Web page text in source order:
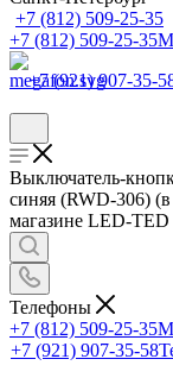
+7 (812) 509-25-35
+7 (812) 509-25-35
+7 (921) 907-35-
Выключатель-
синяя (RWD-306)
магазине LED-TED
Телефоны
+7 (812) 509-25-35
+7 (921) 907-35-58